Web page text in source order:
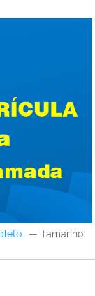
— Tamanho: